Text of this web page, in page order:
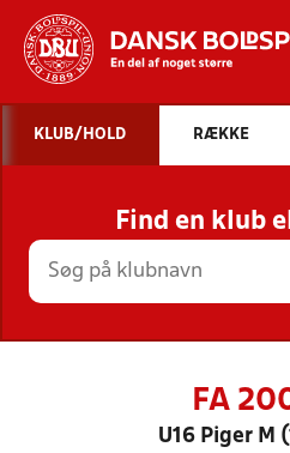
STILLINGER,
KLUB/HOLD RÆKKE
Find en klub
FA
U16 Piger M